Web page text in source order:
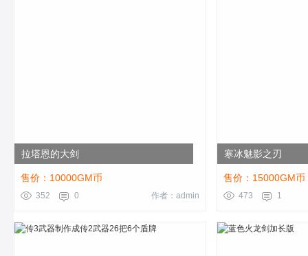
拉塔恩的大剑
售价：10000GM币
352 0 作者：admin
寒冰魅影之刃
售价：15000GM币
473 1